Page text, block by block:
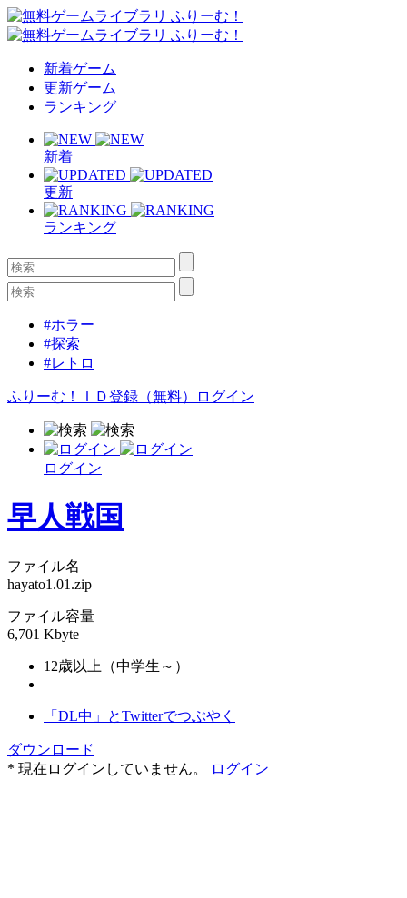
新着ゲーム
更新ゲーム
ランキング
新着
更新
ランキング
#ホラー
#探索
#レトロ
ふりーむ！ＩＤ登録（無料） ログイン
ログイン
早人戦国
ファイル名
hayato1.01.zip
ファイル容量
6,701 Kbyte
12歳以上（中学生～）
「DL中」とTwitterでつぶやく
ダウンロード
* 現在ログインしていません。
ログイン